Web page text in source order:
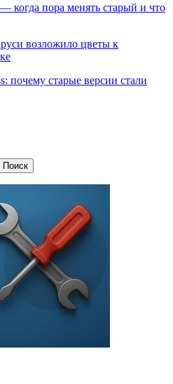
когда пора менять старый и что
возложило цветы к
почему старые версии стали